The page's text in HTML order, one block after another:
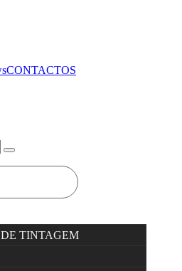
CONTACTOS
TINTAGEM